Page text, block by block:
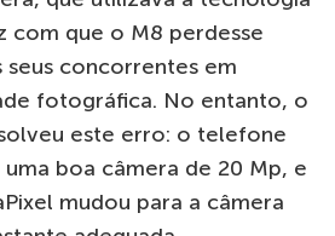
com que o M8 perdesse
concorrentes em
fotográfica. No entanto, o
este erro: o telefone
boa câmera de 20 Mp, e
mudou para a câmera